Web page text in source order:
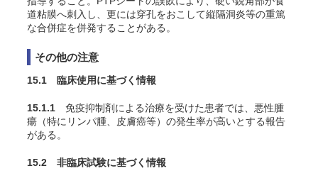
道粘膜へ刺入し、更には穿孔をおこして縦隔洞炎等の重篤
な合併症を併発することがある。
その他の注意
15.1 臨床使用に基づく情報
15.1.1 免疫抑制剤による治療を受けた患者では、悪性腫
瘍（特にリンパ腫、皮膚癌等）の発生率が高いとする報告
がある。
15.2 非臨床試験に基づく情報